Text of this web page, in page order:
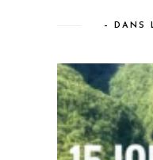
– DANS